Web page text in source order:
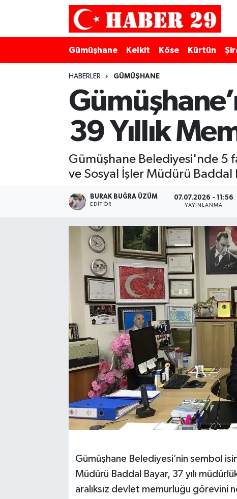
Gümüşhane Kelkit Köse Kürtün
HABERLER GÜMÜŞHANE
39 Yıllık
Gümüşhane Belediyesi'nde 5
ve Sosyal İşler Müdürü Baddal
BURAK BUĞRA ÜZÜM
EDITÖR
07.07.2026 - 11:56
YAYINLANMA
Gümüşhane Belediyesi’nin sembol
Müdürü Baddal Bayar, 37 yılı
aralıksız devlet memurluğu görevini
Merkez Hava Durumu
Merkez Trafik Yoğunluk Haritası
Süper Lig Puan Durumu ve Fikstür
Son Dakika Haberleri